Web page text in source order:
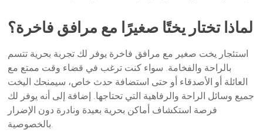
لماذا تختار يختًا صغيرًا مع مرافق فاخرة؟
استئجار يخت صغير مع مرافق فاخرة يوفر لك تجربة بحرية تتسم
بالراحة والفخامة. سواء كنت ترغب في قضاء وقت ممتع مع
العائلة أو الأصدقاء أو حتى استضافة حدث خاص، سيمنحك اليخت
جميع وسائل الراحة والرفاهية التي تحتاجها. إضافة إلى أنه يوفر لك
فرصة استكشاف أماكن بحرية بعيدة ونادرة دون الإضرار
بالخصوصية.